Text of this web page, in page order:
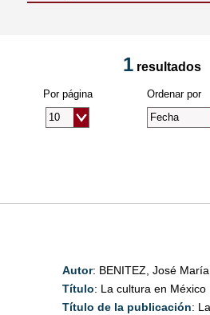
1resultados
Ordenar por
Por página
Autor: BENITEZ, José María
Título: La cultura en México
Título de la publicación: